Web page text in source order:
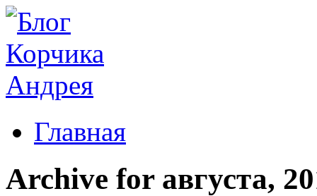
Главная
Archive for августа,